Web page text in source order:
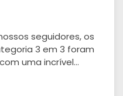
seguidores, os
3 em 3 foram
uma incrível...